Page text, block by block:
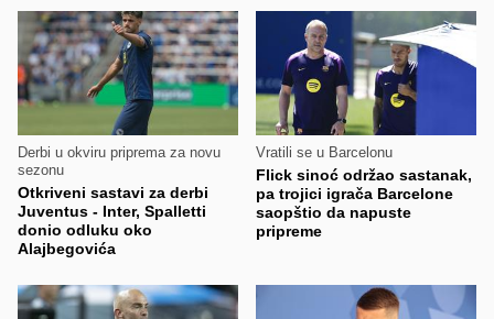
Derbi u okviru priprema za novu
sezonu
Otkriveni sastavi za derbi
Juventus - Inter, Spalletti
donio odluku oko
Alajbegovića
Vratili se u Barcelonu
Flick sinoć održao sastanak,
pa trojici igrača Barcelone
saopštio da napuste
pripreme